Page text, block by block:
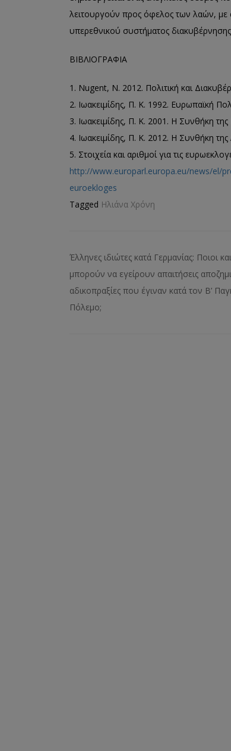
λειτουργούν προς όφελος των λαών, με
υπερεθνικού συστήματος
ΒΙΒΛΙΟΓΡΑΦΙΑ
1. Nugent, N. 2012. Πολιτική και
2. Ιωακειμίδης, Π. Κ. 1992. Ευρωπαϊκή
3. Ιωακειμίδης, Π. Κ. 2001. Η Συνθήκη της
4. Ιωακειμίδης, Π. Κ. 2012. Η Συνθήκη της
5. Στοιχεία και αριθμοί για τις
http://www.europarl.europa.eu/news/el/
euroekloges
Tagged Ηλιάνα Χρόνη
Έλληνες ιδιώτες κατά Γερμανίας: Ποιοι
μπορούν να εγείρουν απαιτήσεις
αδικοπραξίες που έγιναν κατά τον Β’
Πόλεμο;